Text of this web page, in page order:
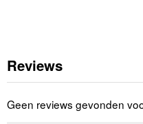
Reviews
Geen reviews gevonden